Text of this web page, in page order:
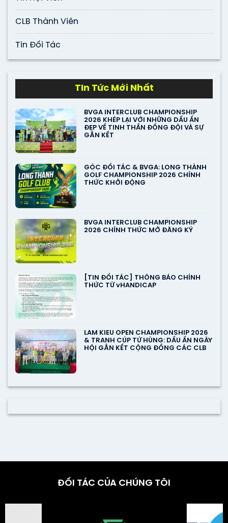
CLB Thành Viên
Tin Đối Tác
TIn Tức Mới Nhất
BVGA INTERCLUB CHAMPIONSHIP
2026 KHÉP LẠI VỚI NHỮNG DẤU ẤN
ĐẸP VỀ TINH THẦN ĐỒNG ĐỘI VÀ SỰ
GẮN KẾT
GÓC ĐỐI TÁC & BVGA: LONG THÀNH
GOLF CHAMPIONSHIP 2026 CHÍNH
THỨC KHỞI ĐỘNG
BVGA INTERCLUB CHAMPIONSHIP
2026 CHÍNH THỨC MỞ ĐĂNG KÝ
[TIN ĐỐI TÁC] THÔNG BÁO CHÍNH
THỨC TỪ vHANDICAP
LAM KIEU OPEN CHAMPIONSHIP 2026
& TRANH CÚP TỨ HÙNG: DẤU ẤN NGÀY
HỘI GẮN KẾT CỘNG ĐỒNG CÁC CLB
ĐỐI TÁC CỦA CHÚNG TÔI